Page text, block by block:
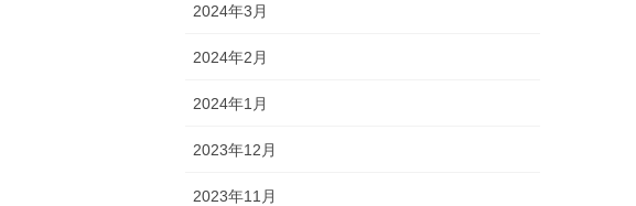
2024年3月
2024年2月
2024年1月
2023年12月
2023年11月